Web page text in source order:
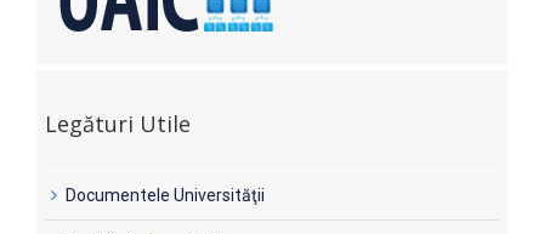
Legături Utile
Documentele Universităţii